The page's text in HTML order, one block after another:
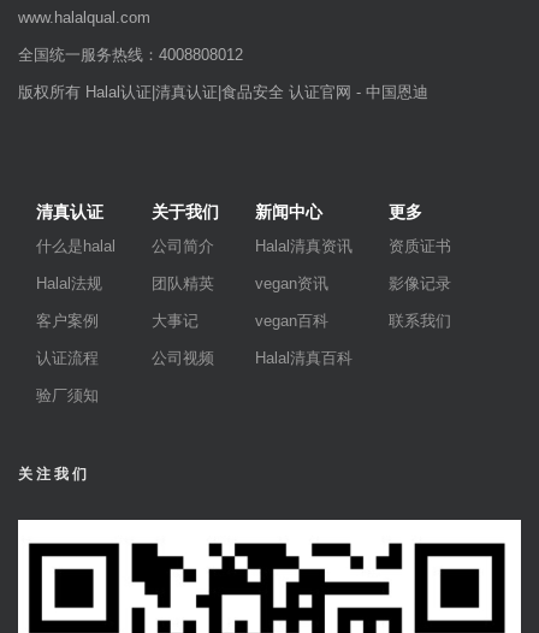
www.halalqual.com
全国统一服务热线：4008808012
版权所有 Halal认证|清真认证|食品安全 认证官网 - 中国恩迪
清真认证
什么是halal
Halal法规
客户案例
认证流程
验厂须知
关于我们
公司简介
团队精英
大事记
公司视频
新闻中心
Halal清真资讯
vegan资讯
vegan百科
Halal清真百科
更多
资质证书
影像记录
联系我们
关注我们